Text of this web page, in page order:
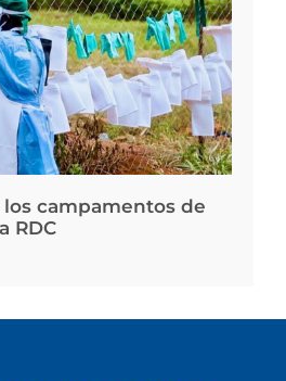
los campamentos de
RDC